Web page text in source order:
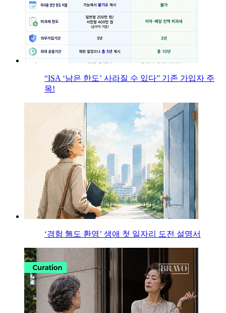
“ISA ‘남은 한도’ 사라질 수 있다” 기존 가입자 주
목!
‘경험 無도 환영’ 생애 첫 일자리 도전 설명서